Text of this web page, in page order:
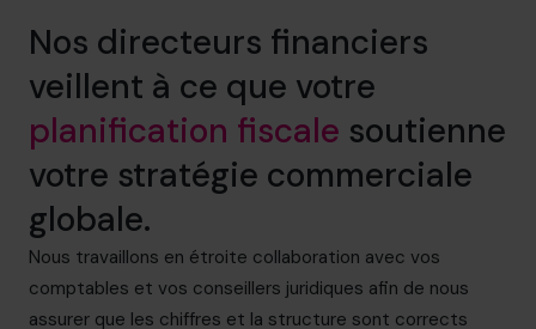
Nos directeurs financiers
veillent à ce que votre
planification fiscale soutienne
votre stratégie commerciale
globale.
Nous travaillons en étroite collaboration avec vos
comptables et vos conseillers juridiques afin de nous
assurer que les chiffres et la structure sont corrects